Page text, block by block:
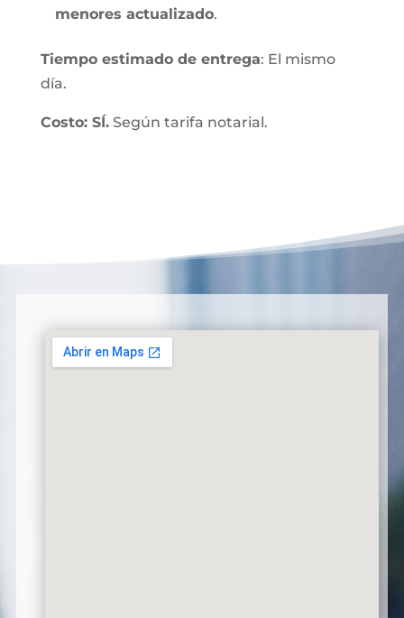
menores actualizado.
Tiempo estimado de entrega: El mismo
día.
Costo: SÍ.Según tarifa notarial.